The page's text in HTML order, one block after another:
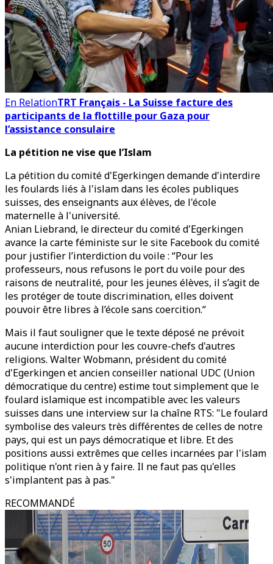
En RelationTRT Français - La Suisse facture des
participants de la flottille pour Gaza pour
l’assistance consulaire
La pétition ne vise que l’Islam
La pétition du comité d'Egerkingen demande d'interdire
les foulards liés à l'islam dans les écoles publiques
suisses, des enseignants aux élèves, de l'école
maternelle à l'université.
Anian Liebrand, le directeur du comité d'Egerkingen
avance la carte féministe sur le site Facebook du comité
pour justifier l’interdiction du voile : “Pour les
professeurs, nous refusons le port du voile pour des
raisons de neutralité, pour les jeunes élèves, il s’agit de
les protéger de toute discrimination, elles doivent
pouvoir être libres à l’école sans coercition.“
Mais il faut souligner que le texte déposé ne prévoit
aucune interdiction pour les couvre-chefs d'autres
religions. Walter Wobmann, président du comité
d'Egerkingen et ancien conseiller national UDC (Union
démocratique du centre) estime tout simplement que le
foulard islamique est incompatible avec les valeurs
suisses dans une interview sur la chaîne RTS: "Le foulard
symbolise des valeurs très différentes de celles de notre
pays, qui est un pays démocratique et libre. Et des
positions aussi extrêmes que celles incarnées par l'islam
politique n'ont rien à y faire. Il ne faut pas qu'elles
s'implantent pas à pas."
RECOMMANDÉ